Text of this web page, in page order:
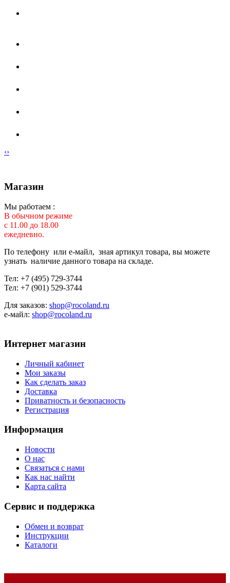
‹›
Магазин
Мы работаем :
В обычном режиме
с 11.00 до 18.00
ежедневно.
По телефону или е-майл, зная артикул товара, вы можете
узнать наличие данного товара на складе.
Тел: +7 (495) 729-3744
Тел: +7 (901) 529-3744
Для заказов: shop@rocoland.ru
е-майл: shop@rocoland.ru
Интернет магазин
Личный кабинет
Мои заказы
Как сделать заказ
Доставка
Приватность и безопасность
Регистрация
Информация
Новости
О нас
Связаться с нами
Как нас найти
Карта сайта
Сервис и поддержка
Обмен и возврат
Инструкции
Каталоги